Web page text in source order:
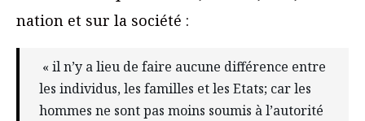
nation et sur la société :
« il n’y a lieu de faire aucune différence entre
les individus, les familles et les Etats; car les
hommes ne sont pas moins soumis à l’autorité